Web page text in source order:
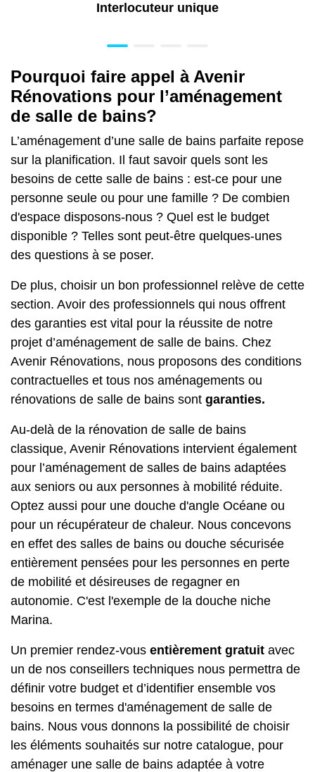
Interlocuteur unique
Pourquoi faire appel à Avenir
Rénovations pour l’aménagement
de salle de bains?
L’aménagement d’une salle de bains parfaite repose
sur la planification. Il faut savoir quels sont les
besoins de cette salle de bains : est-ce pour une
personne seule ou pour une famille ? De combien
d'espace disposons-nous ? Quel est le budget
disponible ? Telles sont peut-être quelques-unes
des questions à se poser.
De plus, choisir un bon professionnel relève de cette
section. Avoir des professionnels qui nous offrent
des garanties est vital pour la réussite de notre
projet d’aménagement de salle de bains. Chez
Avenir Rénovations, nous proposons des conditions
contractuelles et tous nos aménagements ou
rénovations de salle de bains sont garanties.
Au-delà de la rénovation de salle de bains
classique, Avenir Rénovations intervient également
pour l’aménagement de salles de bains adaptées
aux seniors ou aux personnes à mobilité réduite.
Optez aussi pour une douche d'angle Océane ou
pour un récupérateur de chaleur. Nous concevons
en effet des salles de bains ou douche sécurisée
entièrement pensées pour les personnes en perte
de mobilité et désireuses de regagner en
autonomie. C'est l'exemple de la douche niche
Marina.
Un premier rendez-vous entièrement gratuit avec
un de nos conseillers techniques nous permettra de
définir votre budget et d’identifier ensemble vos
besoins en termes d'aménagement de salle de
bains. Nous vous donnons la possibilité de choisir
les éléments souhaités sur notre catalogue, pour
aménager une salle de bains adaptée à votre